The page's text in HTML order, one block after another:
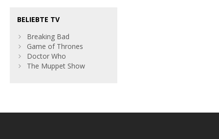
BELIEBTE TV
Breaking Bad
Game of Thrones
Doctor Who
The Muppet Show